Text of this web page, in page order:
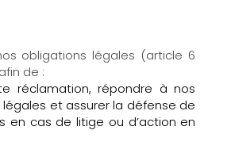
obligations légales (article 6
de :
réclamation, répondre à nos
et assurer la défense de
en cas de litige ou d’action en